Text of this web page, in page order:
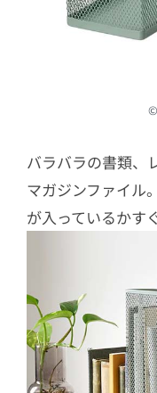
バラバラの書類、
マガジンファイル
が入っているかす